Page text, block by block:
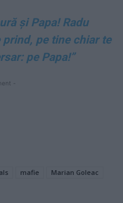
și Papa! Radu
pe tine chiar te
pe Papa!”
-
mafie
Marian Goleac